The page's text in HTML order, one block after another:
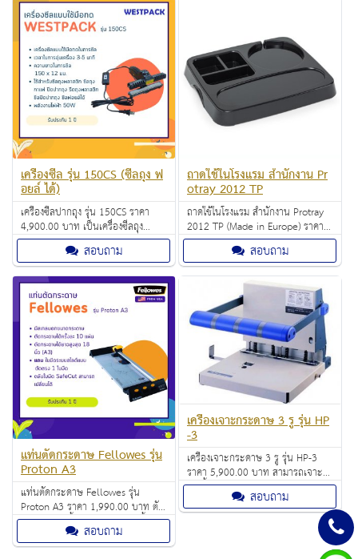
เครื่องซีล รุ่น 150CS (ซีลถุง ฟ
อยล์ ได้)
เครื่องซีลปากถุง รุ่น 150CS ราคา
4,900.00 บาท เป็นเครื่องซีลถุง
พลาสติกแบบใช้มือกด เหมาะกับนำมา
ใช้ในงานต่างๆที่ต้องการทำธุรกิจ ทั้ง
ขนาดเล็กและขนาดกลาง
สอบถาม
ถาดใช้ในโรงแรม สำนักงาน Pr
otray 2012 TP
ถาดใช้ในโรงแรม สำนักงาน Protray
2012 TP (Made in Europe) ราคา
790.00 บาท ถาดสำหรับใช้ในโรงแรม
สำนักงาน ฯลฯ ใช้ในการให้บริการ ชา
กาแฟ และน้ำ สำหรับแขก
สอบถาม
แท่นตัดกระดาษ Fellowes รุ่น
Proton A3
แท่นตัดกระดาษ Fellowes รุ่น
Proton A3 ราคา 1,990.00 บาท ตัด
กระดาษได้ครั้งละ 10 แผ่นต่อครั้ง (70
แกรม) ตัดกระดาษขนาด A3 ได้ แถม
ใบมีดแบบตัดตรงให้ 1 ใบมีด
สอบถาม
เครื่องเจาะกระดาษ 3 รู รุ่น HP
-3
เครื่องเจาะกระดาษ 3 รู รุ่น HP-3
ราคา 5,900.00 บาท สามารถเจาะรู
ได้ครั้งละ 200 แผ่น (70 แกรม)
สอบถาม